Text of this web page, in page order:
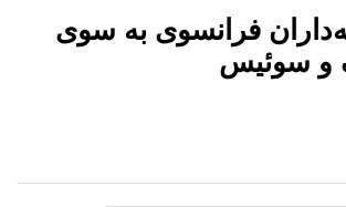
فرانسوی به سوی
و سوئیس